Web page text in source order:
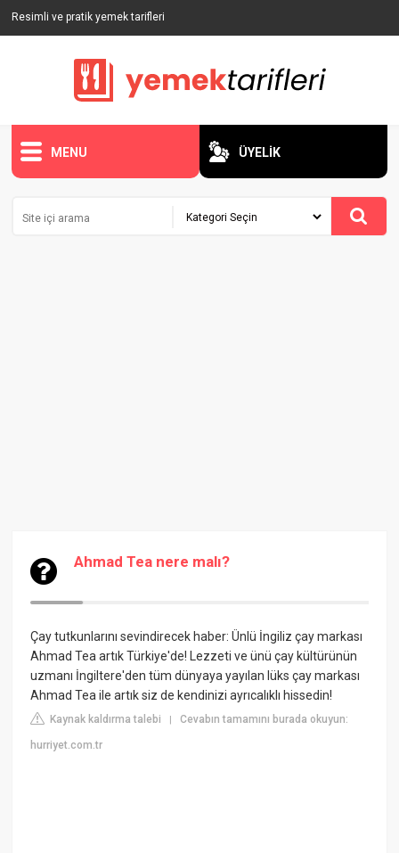
Resimli ve pratik yemek tarifleri
MENU ÜYELİK
Ahmad Tea nere malı?
Çay tutkunlarını sevindirecek haber: Ünlü İngiliz çay markası
Ahmad Tea artık Türkiye'de! Lezzeti ve ünü çay kültürünün
uzmanı İngiltere'den tüm dünyaya yayılan lüks çay markası
Ahmad Tea ile artık siz de kendinizi ayrıcalıklı hissedin!
Kaynak kaldırma talebi |Cevabın tamamını burada okuyun:
hurriyet.com.tr